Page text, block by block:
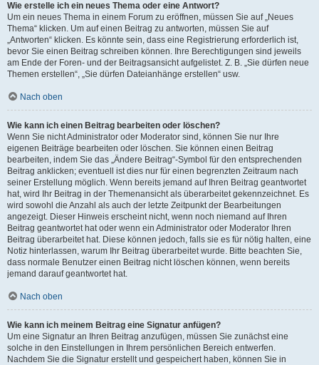
Wie erstelle ich ein neues Thema oder eine Antwort?
Um ein neues Thema in einem Forum zu eröffnen, müssen Sie auf „Neues
Thema“ klicken. Um auf einen Beitrag zu antworten, müssen Sie auf
„Antworten“ klicken. Es könnte sein, dass eine Registrierung erforderlich ist,
bevor Sie einen Beitrag schreiben können. Ihre Berechtigungen sind jeweils
am Ende der Foren- und der Beitragsansicht aufgelistet. Z. B. „Sie dürfen neue
Themen erstellen“, „Sie dürfen Dateianhänge erstellen“ usw.
Nach oben
Wie kann ich einen Beitrag bearbeiten oder löschen?
Wenn Sie nicht Administrator oder Moderator sind, können Sie nur Ihre
eigenen Beiträge bearbeiten oder löschen. Sie können einen Beitrag
bearbeiten, indem Sie das „Ändere Beitrag“-Symbol für den entsprechenden
Beitrag anklicken; eventuell ist dies nur für einen begrenzten Zeitraum nach
seiner Erstellung möglich. Wenn bereits jemand auf Ihren Beitrag geantwortet
hat, wird Ihr Beitrag in der Themenansicht als überarbeitet gekennzeichnet. Es
wird sowohl die Anzahl als auch der letzte Zeitpunkt der Bearbeitungen
angezeigt. Dieser Hinweis erscheint nicht, wenn noch niemand auf Ihren
Beitrag geantwortet hat oder wenn ein Administrator oder Moderator Ihren
Beitrag überarbeitet hat. Diese können jedoch, falls sie es für nötig halten, eine
Notiz hinterlassen, warum Ihr Beitrag überarbeitet wurde. Bitte beachten Sie,
dass normale Benutzer einen Beitrag nicht löschen können, wenn bereits
jemand darauf geantwortet hat.
Nach oben
Wie kann ich meinem Beitrag eine Signatur anfügen?
Um eine Signatur an Ihren Beitrag anzufügen, müssen Sie zunächst eine
solche in den Einstellungen in Ihrem persönlichen Bereich entwerfen.
Nachdem Sie die Signatur erstellt und gespeichert haben, können Sie in